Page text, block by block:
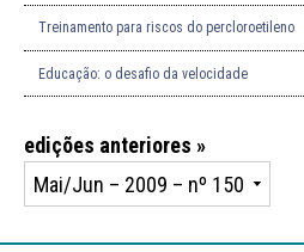
Treinamento para riscos do percloroetileno
Educação: o desafio da velocidade
edições anteriores »